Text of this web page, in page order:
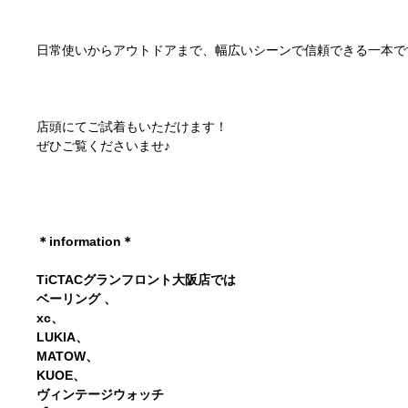
日常使いからアウトドアまで、幅広いシーンで信頼できる一本
店頭にてご試着もいただけます！
ぜひご覧くださいませ♪
＊information＊
TiCTACグランフロント大阪店では
ベーリング 、
xc、
LUKIA、
MATOW、
KUOE、
ヴィンテージウォッチ